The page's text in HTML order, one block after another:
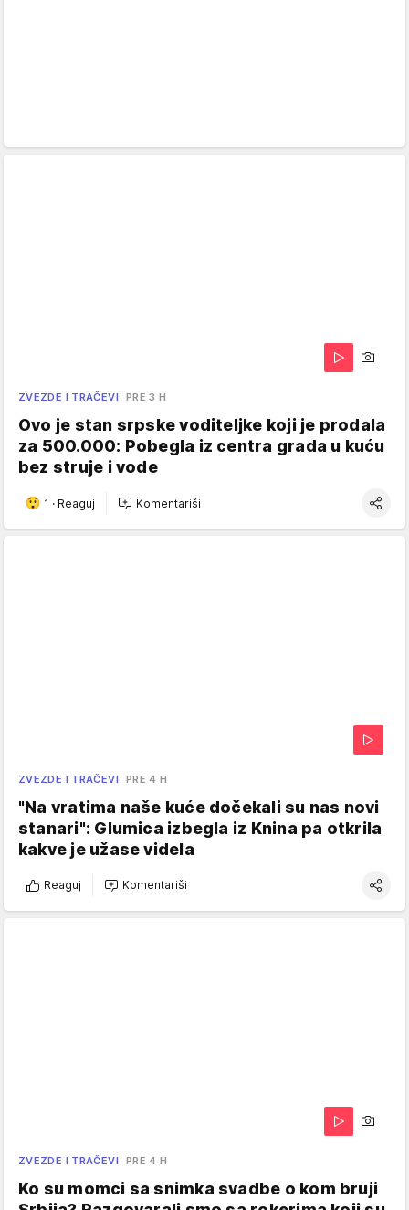
ZVEZDE I TRAČEVI PRE 3 H
Ovo je stan srpske voditeljke koji je prodala
za 500.000: Pobegla iz centra grada u kuću
bez struje i vode
1 · Reaguj Komentariši
ZVEZDE I TRAČEVI PRE 4 H
"Na vratima naše kuće dočekali su nas novi
stanari": Glumica izbegla iz Knina pa otkrila
kakve je užase videla
Reaguj Komentariši
ZVEZDE I TRAČEVI PRE 4 H
Ko su momci sa snimka svadbe o kom bruji